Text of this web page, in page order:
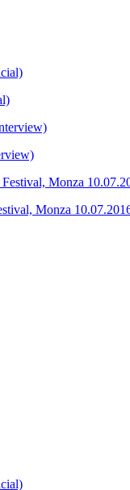
Monza